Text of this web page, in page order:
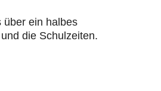
über ein halbes
die Schulzeiten.